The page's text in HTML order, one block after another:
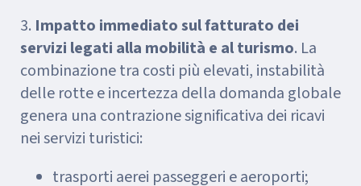
3. Impatto immediato sul fatturato dei
servizi legati alla mobilità e al turismo. La
combinazione tra costi più elevati, instabilità
delle rotte e incertezza della domanda globale
genera una contrazione significativa dei ricavi
nei servizi turistici:
trasporti aerei passeggeri e aeroporti;